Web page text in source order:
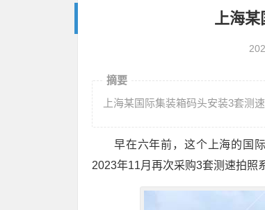
上海某
摘要
上海某国际集装箱码头安装3套测
早在六年前，这个上海的国
2023年11月再次采购3套测速拍照